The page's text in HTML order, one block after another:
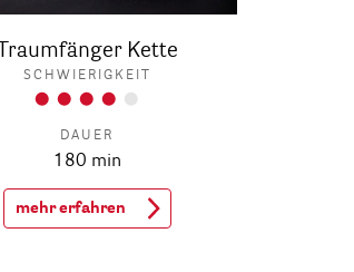
Traumfänger Kette
SCHWIERIGKEIT
DAUER
180 min
mehr erfahren